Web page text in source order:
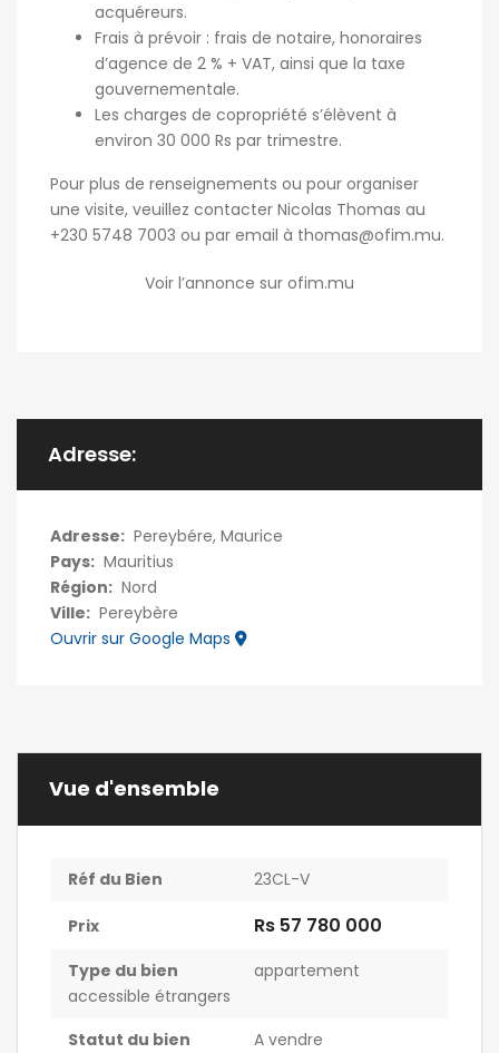
acquéreurs.
Frais à prévoir : frais de notaire, honoraires
d’agence de 2 % + VAT, ainsi que la taxe
gouvernementale.
Les charges de copropriété s’élèvent à
environ 30 000 Rs par trimestre.
Pour plus de renseignements ou pour organiser
une visite, veuillez contacter Nicolas Thomas au
+230 5748 7003 ou par email à thomas@ofim.mu.
Voir l’annonce sur ofim.mu
Adresse:
Adresse: Pereybére, Maurice
Pays: Mauritius
Région: Nord
Ville: Pereybère
Ouvrir sur Google Maps
Vue d'ensemble
Réf du Bien 23CL-V
Prix Rs 57 780 000
Type du bien
appartement
accessible étrangers
Statut du bien
A vendre